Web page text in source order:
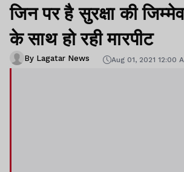
जिन पर है सुरक्षा की
के साथ हो रही मारपीट
By Lagatar News Aug 01, 2021 12:00